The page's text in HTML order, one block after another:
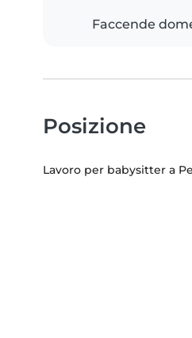
Faccende
Posizione
Lavoro per babysitter a